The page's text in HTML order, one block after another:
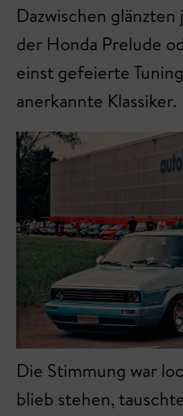
Dazwischen
der Honda Prelude
einst gefeierte
anerkannte Klassiker.
Die Stimmung war
blieb stehen,